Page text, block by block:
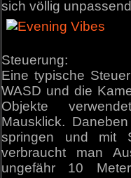
sich völlig
Steuerung:
Eine typische
WASD und die
Objekte
Mausklick.
springen und mit
verbraucht man
ungefähr 10